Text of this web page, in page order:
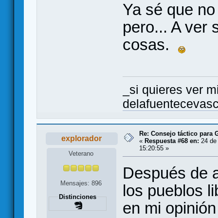
Ya sé que
pero... A ver
cosas.
_si quieres ver
explorador
Veterano
Mensajes: 896
Distinciones
Re: Consejo táctico para
« Respuesta #68 en: 24
15:20:55 »
Después de
los pueblos
en mi